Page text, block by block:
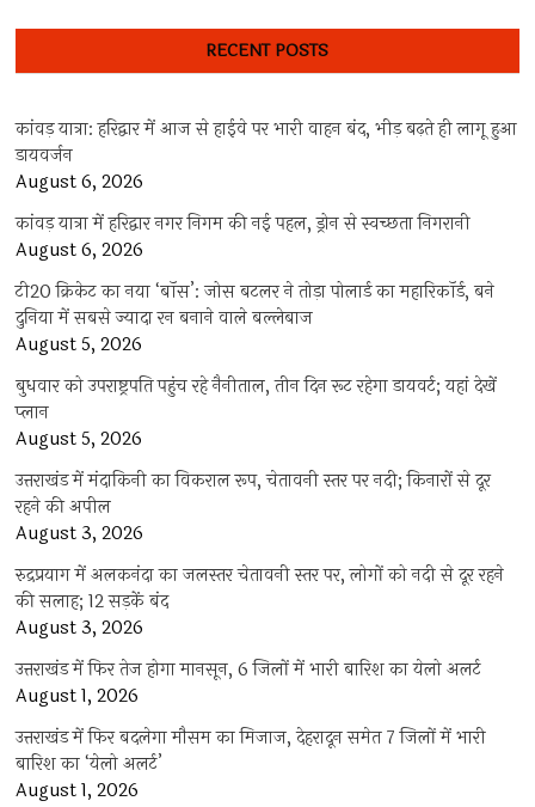
RECENT POSTS
कांवड़ यात्रा: हरिद्वार में आज से हाईवे पर भारी वाहन बंद, भीड़ बढ़ते ही लागू हुआ
डायवर्जन
August 6, 2026
कांवड़ यात्रा में हरिद्वार नगर निगम की नई पहल, ड्रोन से स्वच्छता निगरानी
August 6, 2026
टी20 क्रिकेट का नया ‘बॉस’: जोस बटलर ने तोड़ा पोलार्ड का महारिकॉर्ड, बने
दुनिया में सबसे ज्यादा रन बनाने वाले बल्लेबाज
August 5, 2026
बुधवार को उपराष्ट्रपति पहुंच रहे नैनीताल, तीन दिन रूट रहेगा डायवर्ट; यहां देखें
प्‍लान
August 5, 2026
उत्तराखंड में मंदाकिनी का विकराल रूप, चेतावनी स्तर पर नदी; किनारों से दूर
रहने की अपील
August 3, 2026
रुद्रप्रयाग में अलकनंदा का जलस्तर चेतावनी स्तर पर, लोगों को नदी से दूर रहने
की सलाह; 12 सड़कें बंद
August 3, 2026
उत्तराखंड में फिर तेज होगा मानसून, 6 जिलों में भारी बारिश का येलो अलर्ट
August 1, 2026
उत्तराखंड में फिर बदलेगा मौसम का मिजाज, देहरादून समेत 7 जिलों में भारी
बारिश का ‘येलो अलर्ट’
August 1, 2026